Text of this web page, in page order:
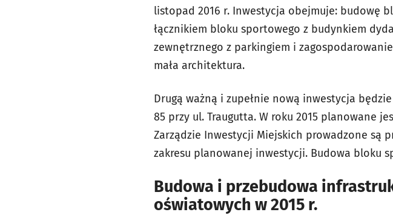
listopad 2016 r. Inwestycja obejmuje: budowę
łącznikiem bloku sportowego z budynkiem
zewnętrznego z parkingiem i
mała architektura.
Drugą ważną i zupełnie nową inwestycja
85 przy ul. Traugutta. W roku 2015 planowane
Zarządzie Inwestycji Miejskich prowadzone są
zakresu planowanej inwestycji. Budowa bloku
Budowa i przebudowa
oświatowych w 2015 r.